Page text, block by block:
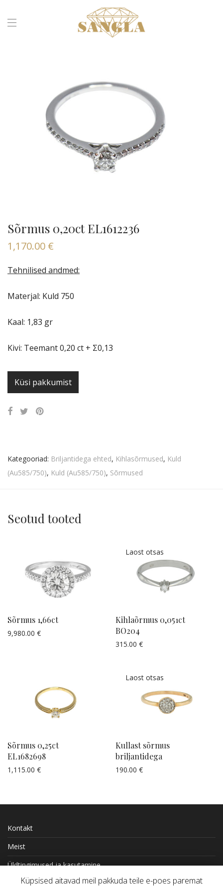
Sõrmus 0,20ct EL1612236
1,170.00 €
Tehnilised andmed:
Materjal: Kuld 750
Kaal: 1,83 gr
Kivi: Teemant 0,20 ct + Σ0,13
Küsi pakkumist
Kategooriad: Briljantidega ehted, Kihlasõrmused, Kuld
(Au585/750), Kuld (Au585/750), Sõrmused
Seotud tooted
Sõrmus 1,66ct
9,980.00 €
Küsi pakkumist
Kihlaõrmus 0,051ct
BO204
315.00 €
Küsi pakkumist
Sõrmus 0,25ct
EL1682698
1,115.00 €
Küsi pakkumist
Kullast sõrmus
briljantidega
190.00 €
Küsi pakkumist
Kontakt
Meist
Üldtingimused ja kasutamine
Kohaletoimetamine ja tasumine
Küpsised aitavad meil pakkuda teile e-poes paremat